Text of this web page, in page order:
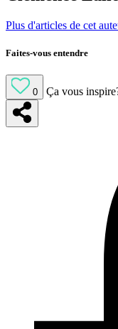
Plus d'articles de cet
Faites-vous entendre
0 Ça vous